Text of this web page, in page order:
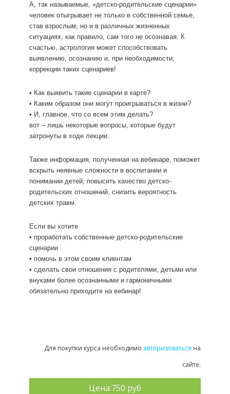
А, так называемые, «детско-родительские сценарии»
человек отыгрывает не только в собственной семье,
став взрослым, но и в различных жизненных
ситуациях, как правило, сам того не осознавая. К
счастью, астрология может способствовать
выявлению, осознанию и, при необходимости,
коррекции таких сценариев!
• Как выявить такие сценарии в карте?
• Каким образом они могут проигрываться в жизни?
• И, главное, что со всем этим делать?
вот – лишь некоторые вопросы, которые будут
затронуты в ходе лекции.
Также информация, полученная на вебинаре, поможет
вскрыть неявные сложности в воспитании и
понимании детей, повысить качество детско-
родительских отношений, снизить вероятность
детских травм.
Если вы хотите
• проработать собственные детско-родительские
сценарии
• помочь в этом своим клиентам
• сделать свои отношения с родителями, детьми или
внуками более осознанными и гармоничными
обязательно приходите на вебинар!
Для покупки курса необходимо авторизоваться на
сайте.
Цена:750 руб